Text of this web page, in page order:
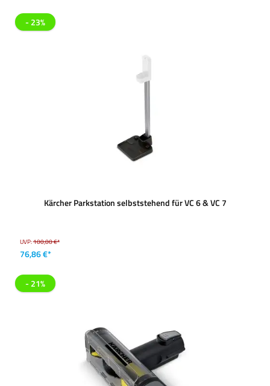
- 23%
Kärcher Parkstation selbststehend für VC 6 & VC 7
UVP:100,00 €*
76,86 €*
- 21%